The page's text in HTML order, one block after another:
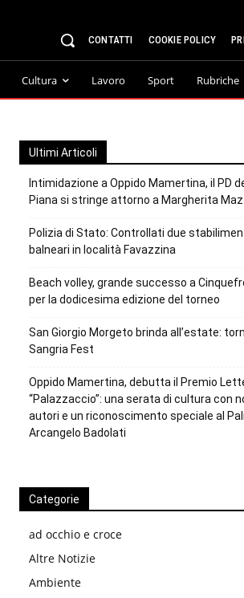
CONTATTI COOKIE POLICY
Cultura Lavoro Sport Rubriche
Ultimi Articoli
Intimidazione a Oppido Mamertina, il PD
Piana si stringe attorno a Margherita
Polizia di Stato: Controllati due
balneari in località Favazzina
Beach volley, grande successo a
per la dodicesima edizione del torneo
San Giorgio Morgeto brinda all’estate:
Sangria Fest
Oppido Mamertina, debutta il Premio
“Palazzaccio”: una serata di cultura con
autori e un riconoscimento speciale al
Arcangelo Badolati
Categorie
ad occhio e croce
Altre Notizie
Ambiente